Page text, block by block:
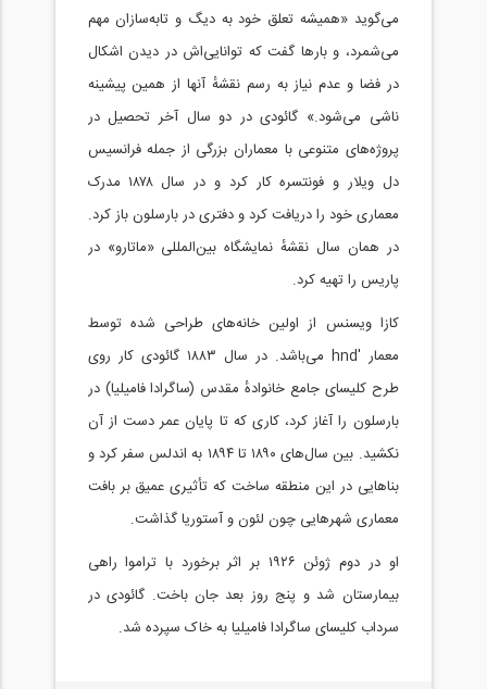
می‌گوید «همیشه تعلق خود به دیگ و تابه‌سازان مهم
می‌شمرد، و بارها گفت که توانایی‌اش در دیدن اشکال
در فضا و عدم نیاز به رسم نقشهٔ آنها از همین پیشینه
ناشی می‌شود.» گائودی در دو سال آخر تحصیل در
پروژه‌های متنوعی با معماران بزرگی از جمله فرانسیس
دل ویلار و فونتسره کار کرد و در سال ۱۸۷۸ مدرک
معماری خود را دریافت کرد و دفتری در بارسلون باز کرد.
در همان سال نقشهٔ نمایشگاه بین‌المللی «ماتارو» در
پاریس را تهیه کرد.
کازا ویسنس از اولین خانه‌های طراحی شده توسط
معمار 'hnd می‌باشد. در سال ۱۸۸۳ گائودی کار روی
طرح کلیسای جامع خانوادهٔ مقدس (ساگرادا فامیلیا) در
بارسلون را آغاز کرد، کاری که تا پایان عمر دست از آن
نکشید. بین سال‌های ۱۸۹۰ تا ۱۸۹۴ به اندلس سفر کرد و
بناهایی در این منطقه ساخت که تأثیری عمیق بر بافت
معماری شهرهایی چون لئون و آستوریا گذاشت.
او در دوم ژوئن ۱۹۲۶ بر اثر برخورد با تراموا راهی
بیمارستان شد و پنج روز بعد جان باخت. گائودی در
سرداب کلیسای ساگرادا فامیلیا به خاک سپرده شد.